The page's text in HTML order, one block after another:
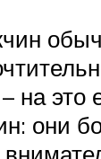
на это
они